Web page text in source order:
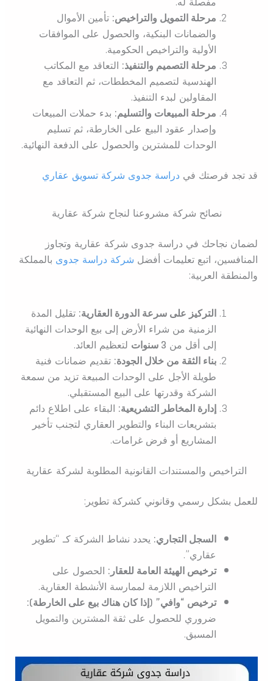
مرحلة التمويل والتراخيص:تأمين الأموال
والضمانات البنكية، والحصول على الموافقات
الأولية والتراخيص الحكومية.
مرحلة التصميم والتنفيذ:التعاقد مع المكاتب
الهندسية لتصميم المخططات، ثم التعاقد مع
المقاولين لبدء التنفيذ.
مرحلة المبيعات والتسليم:بدء حملات المبيعات
وإصدار عقود البيع على الخارطة، ثم تسليم
الوحدات للمشترين والحصول على الدفعة النهائية.
قد تجد فرصتك في دراسة جدوى شركة تسويق عقاري
نصائح شركة مشروعنا لنجاح شركة عقارية
لضمان نجاحك في دراسة جدوى شركة عقارية وتجاوز
المنافسين، اتبع تعليمات أفضل شركة دراسة جدوىبالمملكة
والمنطقة العربية:
التركيز على سرعة الدورة العقارية:تقليل المدة
الزمنية من شراء الأرض إلى بيع الوحدات النهائية
إلى أقل من 3 سنوات
لتعظيم العائد.
بناء الثقة من خلال الجودة:تقديم ضمانات فنية
طويلة الأجل على الوحدات المبيعة تزيد من سمعة
الشركة وقدرتها على البيع المستقبلي.
إدارة المخاطر التشريعية:البقاء على اطلاع دائم
بتشريعات البناء والتطوير العقاري لتجنب تأخير
المشاريع أو فرض غرامات.
التراخيص والمستندات القانونية المطلوبة لشركة عقارية
للعمل بشكل رسمي وقانوني كشركة تطوير:
السجل التجاري:يحدد نشاط الشركة كـ “تطوير
عقاري”.
ترخيص الهيئة العامة للعقار:الحصول على
التراخيص اللازمة لممارسة الأنشطة العقارية.
ترخيص “وافي” (إذا كان هناك بيع على الخارطة):
ضروري للحصول على ثقة المشترين والتمويل
المسبق.